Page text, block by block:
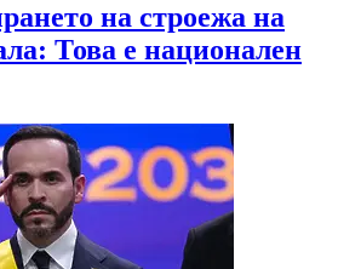
на строежа на
Това е национален